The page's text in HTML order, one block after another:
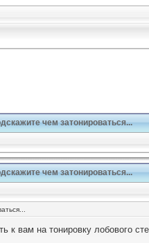
чем затонироваться...
чем затонироваться...
к вам на тонировку лобового